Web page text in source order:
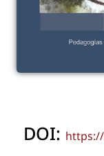
DOI: